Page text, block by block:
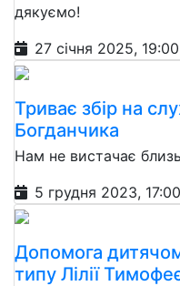
дякуємо!
27 січня 2025, 19:00
Триває збір на
Богданчика
Нам не вистачає
5 грудня 2023, 17:00
Допомога
типу Лілії